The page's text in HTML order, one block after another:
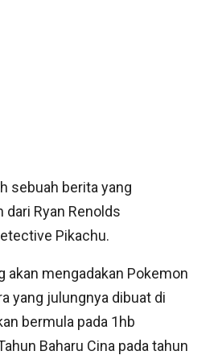
sebuah berita yang
dari Ryan Renolds
Pikachu.
akan mengadakan Pokemon
yang julungnya dibuat di
bermula pada 1hb
Baharu Cina pada tahun